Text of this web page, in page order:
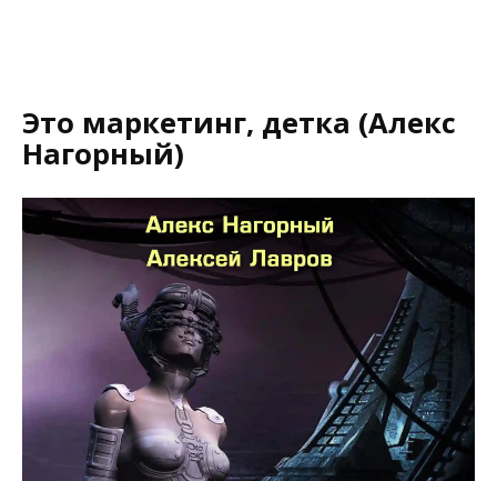
Это маркетинг, детка (Алекс
Нагорный)